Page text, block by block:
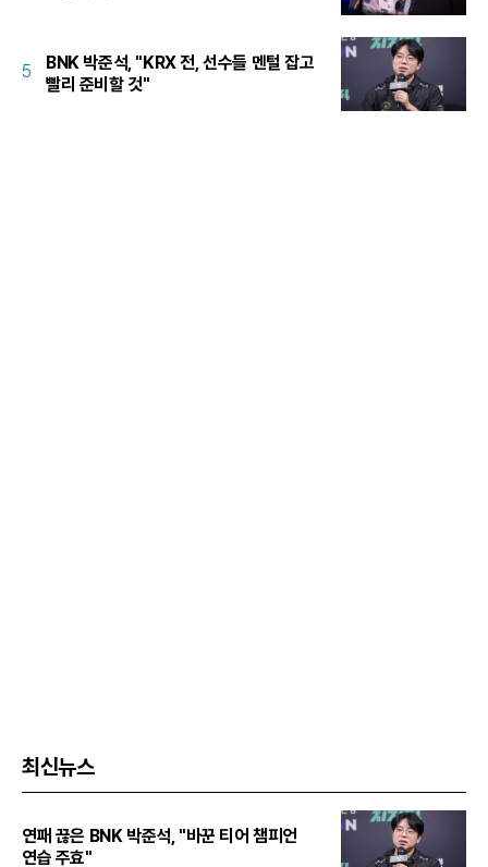
5
BNK 박준석, "KRX 전, 선수들 멘털 잡고
빨리 준비할 것"
최신뉴스
연패 끊은 BNK 박준석, "바꾼 티어 챔피언
연습 주효"